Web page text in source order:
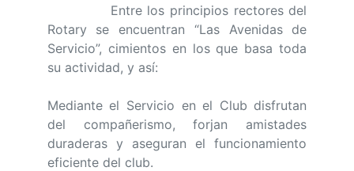
Entre los principios rectores del
Rotary se encuentran “Las Avenidas de
Servicio”, cimientos en los que basa toda
su actividad, y así:
Mediante el Servicio en el Club disfrutan
del compañerismo, forjan amistades
duraderas y aseguran el funcionamiento
eficiente del club.